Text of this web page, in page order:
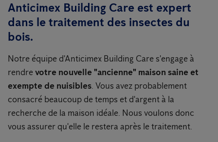
Anticimex Building Care est expert
dans le traitement des insectes du
bois.
Notre équipe d'Anticimex Building Care s'engage à
rendrevotre nouvelle "ancienne" maison saine et
exempte de nuisibles. Vous avez probablement
consacré beaucoup de temps et d'argent à la
recherche de la maison idéale. Nous voulons donc
vous assurer qu'elle le restera après le traitement.